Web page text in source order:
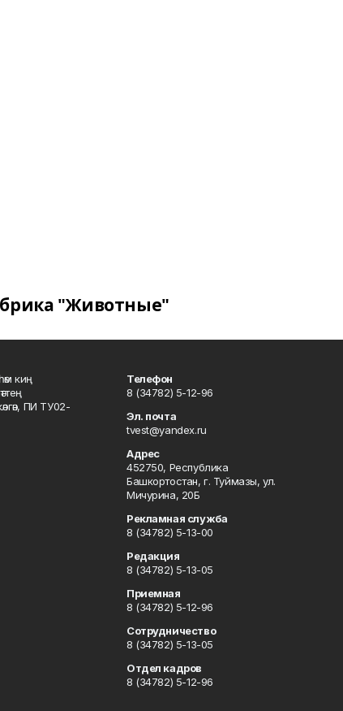
"Животные"
киң
ПИ ТУ02-
Телефон
8 (34782) 5-12-96
Эл. почта
tvest@yandex.ru
Адрес
452750, Республика
Башкортостан, г. Туймазы, ул.
Мичурина, 20Б
Рекламная служба
8 (34782) 5-13-00
Редакция
8 (34782) 5-13-05
Приемная
8 (34782) 5-12-96
Сотрудничество
8 (34782) 5-13-05
Отдел кадров
8 (34782) 5-12-96